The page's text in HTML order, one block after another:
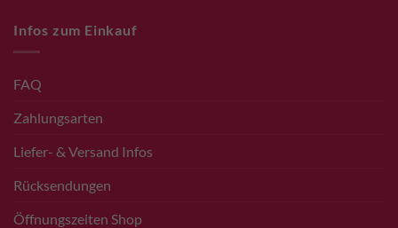
Infos zum Einkauf
FAQ
Zahlungsarten
Liefer- & Versand Infos
Rücksendungen
Öffnungszeiten Shop